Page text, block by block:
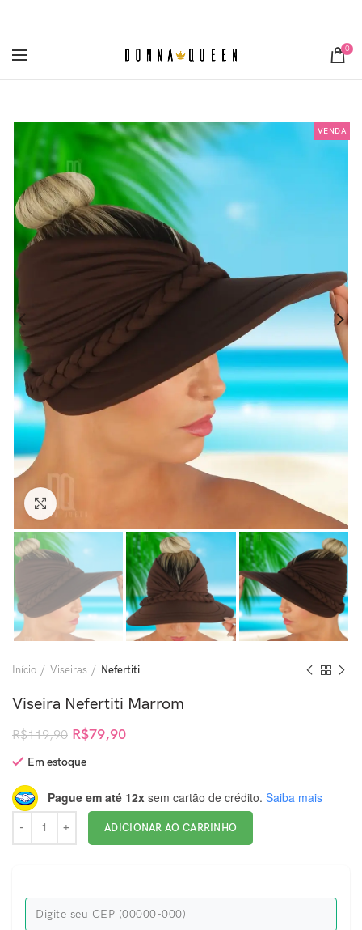
0
VENDA
Clique para ampliar
Início Viseiras Nefertiti
Viseira Nefertiti Marrom
R$119,90 R$79,90
Em estoque
Pague em até 12x sem cartão de crédito. Saiba mais
ADICIONAR AO CARRINHO